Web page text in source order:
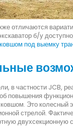
отличаются
б/у
под выемку
в частности JCB,
повышения
Это колесный
стрелой.
двухсекционную